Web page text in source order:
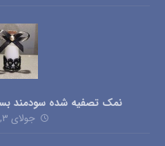
نمک تصفیه شده سودمند
جولای ۳, ۲۰۲۶